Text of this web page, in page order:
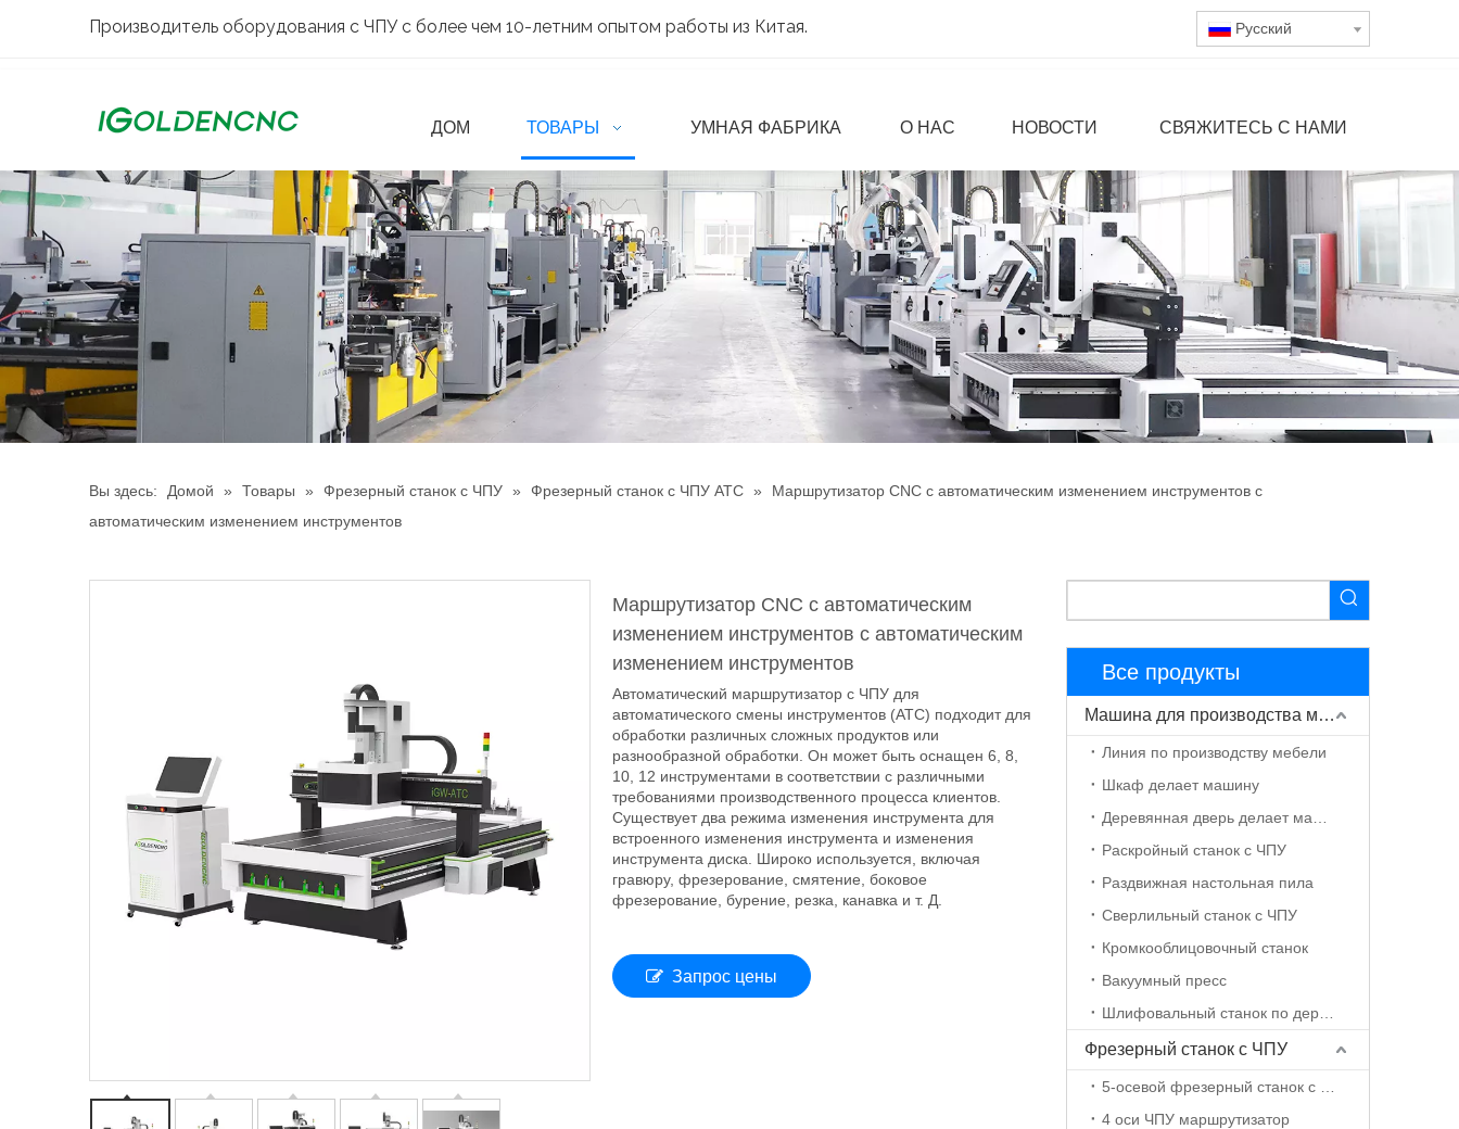
Производитель оборудования с ЧПУ с более чем 10-летним опытом работы из Китая. Pусский
ДОМ ТОВАРЫ УМНАЯ ФАБРИКА О НАС НОВОСТИ СВЯЖИТЕСЬ С НАМИ
Вы здесь: Домой » Товары » Фрезерный станок с ЧПУ » Фрезерный станок с ЧПУ ATC »
Маршрутизатор CNC с автоматическим изменением инструментов с
автоматическим изменением инструментов
Маршрутизатор CNC с автоматическим
изменением инструментов с автоматическим
изменением инструментов
Автоматический маршрутизатор с ЧПУ для
автоматического смены инструментов (ATC) подходит для
обработки различных сложных продуктов или
разнообразной обработки. Он может быть оснащен 6, 8,
10, 12 инструментами в соответствии с различными
требованиями производственного процесса клиентов.
Существует два режима изменения инструмента для
встроенного изменения инструмента и изменения
инструмента диска. Широко используется, включая
гравюру, фрезерование, смятение, боковое
фрезерование, бурение, резка, канавка и т. Д.
Запрос цены
Все продукты
Машина для производства мебели
Линия по производству мебели
Шкаф делает машину
Раскройный станок с ЧПУ
Раздвижная настольная пила
Сверлильный станок с ЧПУ
Кромкооблицовочный станок
Вакуумный пресс
Фрезерный станок с ЧПУ
4 оси ЧПУ маршрутизатор